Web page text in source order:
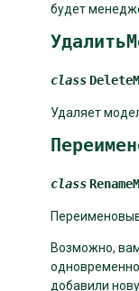
будет
class
Удаляет
class
Возможно,
добавили